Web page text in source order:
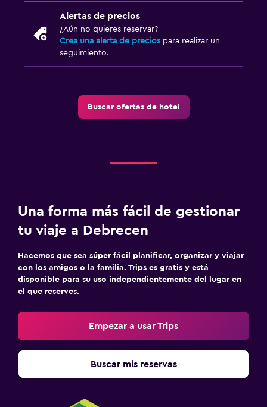
Alertas de precios
¿Aún no quieres reservar?
Crea una alerta de precios para realizar un
seguimiento.
Buscar ofertas de hotel
Una forma más fácil de gestionar
tu viaje a Debrecen
Hacemos que sea súper fácil planificar, organizar y viajar
con los amigos o la familia. Trips es gratis y está
disponible para su uso independientemente del lugar en
el que reserves.
Empezar a usar Trips
Buscar mis reservas